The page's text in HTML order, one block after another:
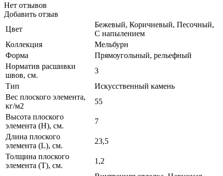
Нет отзывов
Добавить отзыв
Цвет
Бежевый, Коричневый, Песочный,
С напылением
Коллекция
Мельбурн
Форма
Прямоугольный, рельефный
Норматив расшивки
швов, см.
3
Тип
Искусственный камень
Вес плоского элемента,
кг/м2
55
Высота плоского
элемента (H), см.
7
Длина плоского
элемента (L), см.
23,5
Толщина плоского
элемента (T), см.
1,2